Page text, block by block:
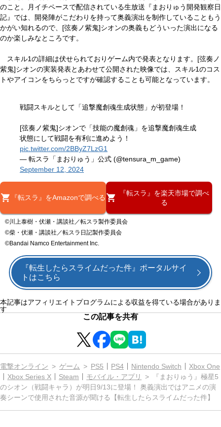
のこと。月イチペースで配信されている生放送『まおりゅう開発観察日
記』では、開発陣がこだわりを持って奥義演出を制作していることもう
かがい知れるので、[弦奏ノ紫鬼]シオンの奥義もどういった演出になる
のか楽しみなところです。
スキル1の詳細は伏せられておりゲーム内で発表となります。[弦奏ノ
紫鬼]シオンの実装発表とあわせて公開された映像では、スキル1のコス
トやアイコンをちらっとですが確認することも可能となっています。
戦闘スキルとして「追撃魔創魂生成状態」が初登場！
[弦奏ノ紫鬼]シオンで「技能の魔創魂」を追撃魔創魂生成
状態にして戦闘を有利に進めよう！
pic.twitter.com/2BByZ7LzG1
— 転スラ「まおりゅう」公式 (@tensura_m_game)
September 12, 2024
『転スラ』をAmazonで調べる
『転スラ』を楽天市場で調べ
る
©川上泰樹・伏瀬・講談社／転スラ製作委員会
©柴・伏瀬・講談社／転スラ日記製作委員会
©Bandai Namco Entertainment Inc.
『転生したらスライムだった件』ポータルサイ
トはこちら
本記事はアフィリエイトプログラムによる収益を得ている場合がありま
す
この記事を共有
電撃オンライン ゲーム PS5 PS4 Nintendo Switch
Xbox One
Xbox Series X
Steam モバイル・アプリ
『まおりゅう』極星5
のシオン（戦闘キャラ）が明日9/13に登場！ 奥義演出ではアニメの演
奏シーンで使用された音源が聞ける【転生したらスライムだった件】